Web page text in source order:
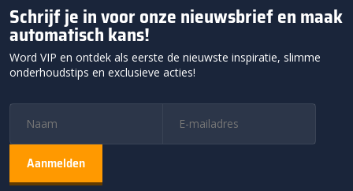
Schrijf je in voor onze nieuwsbrief en maak
automatisch kans!
Word VIP en ontdek als eerste de nieuwste inspiratie, slimme
onderhoudstips en exclusieve acties!